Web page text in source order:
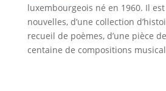
luxembourgeois né en 1960. Il
nouvelles, d’une collection
recueil de poèmes, d’une pièce
centaine de compositions